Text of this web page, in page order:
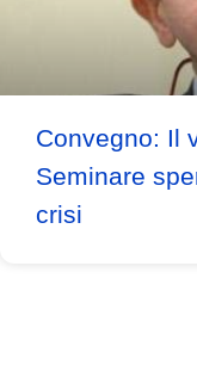
Convegno: Il
Seminare
crisi